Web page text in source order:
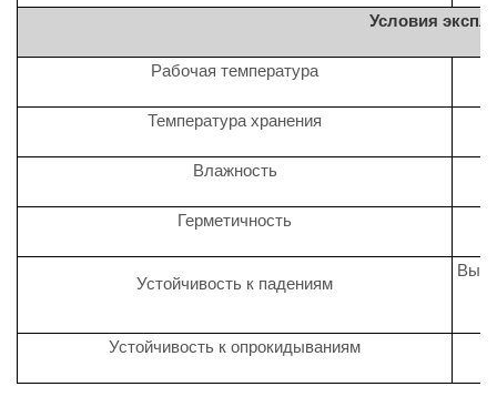
Условия
Рабочая температура
Температура хранения
Влажность
Герметичность
Устойчивость к падениям
Устойчивость к опрокидываниям